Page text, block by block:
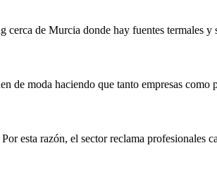
de Murcia donde hay fuentes termales y
de moda haciendo que tanto empresas
esta razón, el sector reclama profesionales